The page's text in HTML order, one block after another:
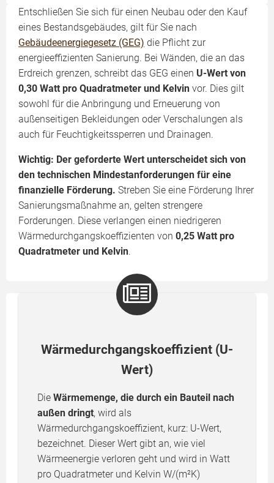
Entschließen Sie sich für einen Neubau oder den Kauf
eines Bestandsgebäudes, gilt für Sie nach
Gebäudeenergiegesetz (GEG) die Pflicht zur
energieeffizienten Sanierung. Bei Wänden, die an das
Erdreich grenzen, schreibt das GEG einen U-Wert von
0,30 Watt pro Quadratmeter und Kelvin vor. Dies gilt
sowohl für die Anbringung und Erneuerung von
außenseitigen Bekleidungen oder Verschalungen als
auch für Feuchtigkeitssperren und Drainagen.
Wichtig: Der geforderte Wert unterscheidet sich von
den technischen Mindestanforderungen für eine
finanzielle Förderung. Streben Sie eine Förderung Ihrer
Sanierungsmaßnahme an, gelten strengere
Forderungen. Diese verlangen einen niedrigeren
Wärmedurchgangskoeffizienten von 0,25 Watt pro
Quadratmeter und Kelvin.
Wärmedurchgangskoeffizient (U-
Wert)
Die Wärmemenge, die durch ein Bauteil nach
außen dringt, wird als
Wärmedurchgangskoeffizient, kurz: U-Wert,
bezeichnet. Dieser Wert gibt an, wie viel
Wärmeenergie verloren geht und wird in Watt
pro Quadratmeter und Kelvin W/(m²K)